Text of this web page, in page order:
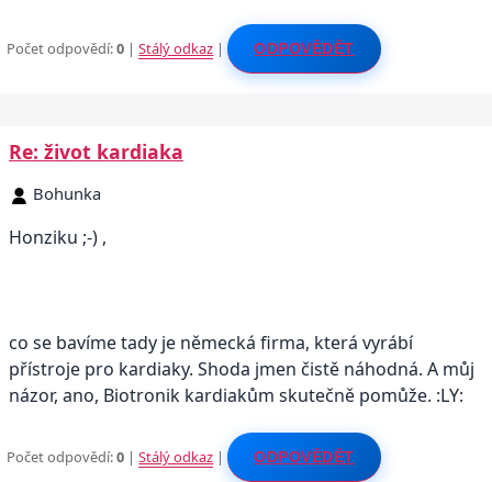
Počet odpovědí:0 |Stálý odkaz | ODPOVĚDĚT
Re: život kardiaka
Bohunka
Honziku ;-) ,
co se bavíme tady je německá firma, která vyrábí
přístroje pro kardiaky. Shoda jmen čistě náhodná. A můj
názor, ano, Biotronik kardiakům skutečně pomůže. :LY:
Počet odpovědí:0 |Stálý odkaz | ODPOVĚDĚT